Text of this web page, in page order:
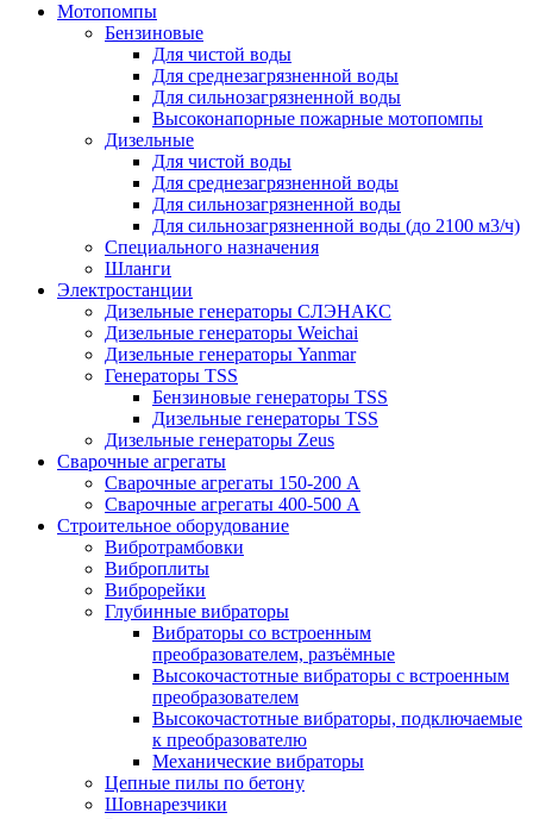
Мотопомпы
Бензиновые
Для чистой воды
Для среднезагрязненной воды
Для сильнозагрязненной воды
Высоконапорные пожарные мотопомпы
Дизельные
Для чистой воды
Для среднезагрязненной воды
Для сильнозагрязненной воды
Для сильнозагрязненной воды (до 2100 м3/ч)
Специального назначения
Шланги
Электростанции
Дизельные генераторы СЛЭНАКС
Дизельные генераторы Weichai
Дизельные генераторы Yanmar
Генераторы TSS
Бензиновые генераторы TSS
Дизельные генераторы TSS
Дизельные генераторы Zeus
Сварочные агрегаты
Сварочные агрегаты 150-200 А
Сварочные агрегаты 400-500 А
Строительное оборудование
Вибротрамбовки
Виброплиты
Виброрейки
Глубинные вибраторы
Вибраторы со встроенным
преобразователем, разъёмные
Высокочастотные вибраторы с встроенным
преобразователем
Высокочастотные вибраторы, подключаемые
к преобразователю
Механические вибраторы
Цепные пилы по бетону
Шовнарезчики